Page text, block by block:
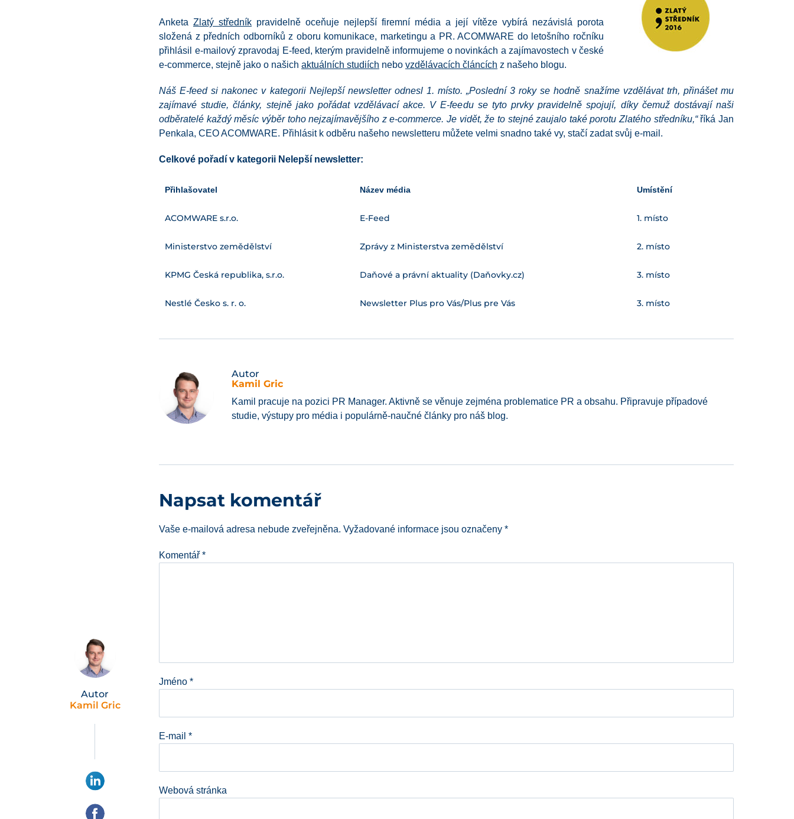
Autor
Kamil Gric
Anketa Zlatý středník pravidelně oceňuje nejlepší firemní média a její vítěze vybírá nezávislá porota
složená z předních odborníků z oboru komunikace, marketingu a PR. ACOMWARE do letošního ročníku
přihlásil e-mailový zpravodaj E-feed, kterým pravidelně informujeme o novinkách a zajímavostech v české
e-commerce, stejně jako o našich aktuálních studiích nebo vzdělávacích článcích z našeho blogu.
Náš E-feed si nakonec v kategorii Nejlepší newsletter odnesl 1. místo. „Poslední 3 roky se hodně snažíme vzdělávat trh, přinášet mu
zajímavé studie, články, stejně jako pořádat vzdělávací akce. V E-feedu se tyto prvky pravidelně spojují, díky čemuž dostávají naši
odběratelé každý měsíc výběr toho nejzajímavějšího z e-commerce. Je vidět, že to stejné zaujalo také porotu Zlatého středníku,“říká Jan
Penkala, CEO ACOMWARE. Přihlásit k odběru našeho newsletteru můžete velmi snadno také vy, stačí zadat svůj e-mail.
Celkové pořadí v kategorii Nelepší newsletter:
Přihlašovatel Název média Umístění
ACOMWARE s.r.o. E-Feed 1. místo
Ministerstvo zemědělství Zprávy z Ministerstva zemědělství 2. místo
KPMG Česká republika, s.r.o. Daňové a právní aktuality (Daňovky.cz) 3. místo
Nestlé Česko s. r. o. Newsletter Plus pro Vás/Plus pre Vás 3. místo
Autor
Kamil Gric
Kamil pracuje na pozici PR Manager. Aktivně se věnuje zejména problematice PR a obsahu. Připravuje případové
studie, výstupy pro média i populárně-naučné články pro náš blog.
Napsat komentář
Vaše e-mailová adresa nebude zveřejněna. Vyžadované informace jsou označeny *
Komentář *
Jméno *
E-mail *
Webová stránka